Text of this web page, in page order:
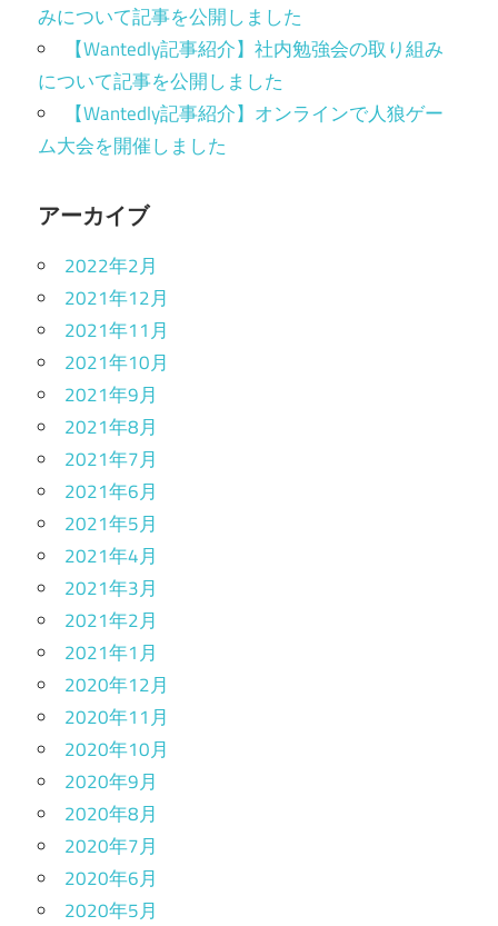
みについて記事を公開しました
【Wantedly記事紹介】社内勉強会の取り組み
について記事を公開しました
【Wantedly記事紹介】オンラインで人狼ゲー
ム大会を開催しました
アーカイブ
2022年2月
2021年12月
2021年11月
2021年10月
2021年9月
2021年8月
2021年7月
2021年6月
2021年5月
2021年4月
2021年3月
2021年2月
2021年1月
2020年12月
2020年11月
2020年10月
2020年9月
2020年8月
2020年7月
2020年6月
2020年5月